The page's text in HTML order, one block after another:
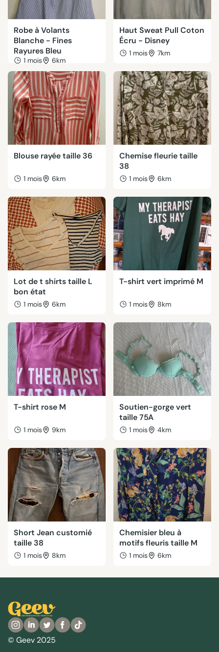
Robe à Volants
Blanche - Fines
Rayures Bleu
1 mois 6km
Haut Sweat Pull Coton
Écru - Disney
1 mois 7km
Blouse rayée taille 36
1 mois 6km
Chemise fleurie taille
38
1 mois 6km
Lot de t shirts taille L
bon état
1 mois 6km
T-shirt vert imprimé M
1 mois 8km
T-shirt rose M
1 mois 9km
Soutien-gorge vert
taille 75A
1 mois 4km
Short Jean customié
taille 38
1 mois 8km
Chemisier bleu à
motifs fleuris taille M
1 mois 6km
© Geev 2025